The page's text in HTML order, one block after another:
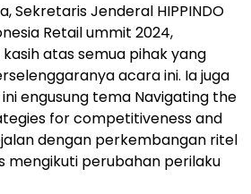
Sekretaris Jenderal HIPPINDO
Retail ummit 2024,
atas semua pihak yang
acara ini. Ia juga
engusung tema Navigating the
for competitiveness and
dengan perkembangan ritel
mengikuti perubahan perilaku